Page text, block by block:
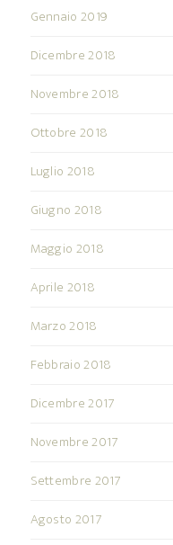
Gennaio 2019
Dicembre 2018
Novembre 2018
Ottobre 2018
Luglio 2018
Giugno 2018
Maggio 2018
Aprile 2018
Marzo 2018
Febbraio 2018
Dicembre 2017
Novembre 2017
Settembre 2017
Agosto 2017